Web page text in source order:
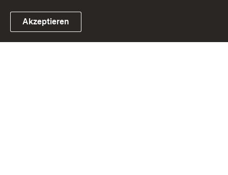
Akzeptieren